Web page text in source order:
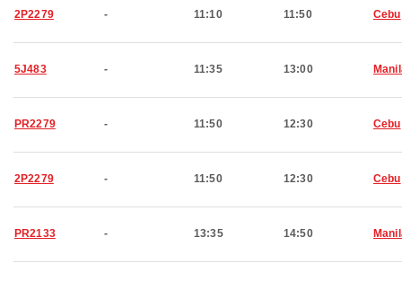
2P2279 - 11:10 11:50 Cebu
5J483 - 11:35 13:00
PR2279 - 11:50 12:30 Cebu
2P2279 - 11:50 12:30 Cebu
PR2133 - 13:35 14:50